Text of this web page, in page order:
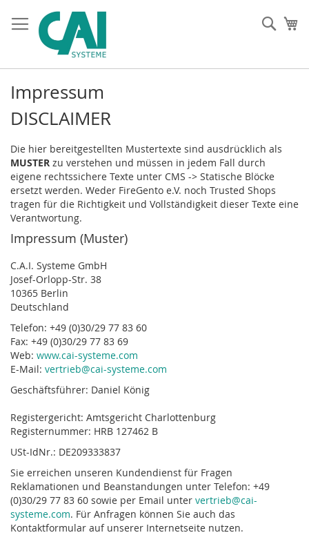
zum
Inhalt
Impressum
DISCLAIMER
Die hier bereitgestellten Mustertexte sind ausdrücklich als
MUSTER zu verstehen und müssen in jedem Fall durch
eigene rechtssichere Texte unter CMS -> Statische Blöcke
ersetzt werden. Weder FireGento e.V. noch Trusted Shops
tragen für die Richtigkeit und Vollständigkeit dieser Texte eine
Verantwortung.
Impressum (Muster)
C.A.I. Systeme GmbH
Josef-Orlopp-Str. 38
10365 Berlin
Deutschland
Telefon: +49 (0)30/29 77 83 60
Fax: +49 (0)30/29 77 83 69
Web: www.cai-systeme.com
E-Mail: vertrieb@cai-systeme.com
Geschäftsführer: Daniel König
Registergericht: Amtsgericht Charlottenburg
Registernummer: HRB 127462 B
USt-IdNr.: DE209333837
Sie erreichen unseren Kundendienst für Fragen
Reklamationen und Beanstandungen unter Telefon: +49
(0)30/29 77 83 60 sowie per Email unter vertrieb@cai-
systeme.com. Für Anfragen können Sie auch das
Kontaktformular auf unserer Internetseite nutzen.